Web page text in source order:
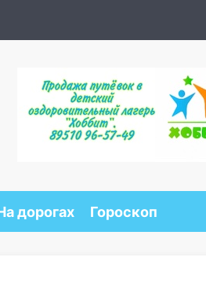
дорогах Гороскоп